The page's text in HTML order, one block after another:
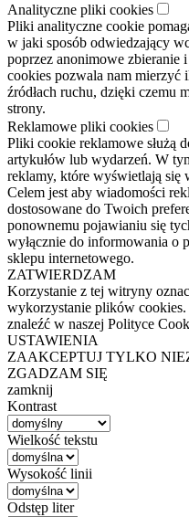
Analityczne pliki cookies
Pliki analityczne cookie
w jaki sposób odwiedzający
poprzez anonimowe zbieranie
cookies pozwala nam
źródłach ruchu, dzięki czemu
strony.
Reklamowe pliki cookies
Pliki cookie reklamowe służą
artykułów lub wydarzeń. W
reklamy, które wyświetlają się
Celem jest aby wiadomości
dostosowane do Twoich
ponownemu pojawianiu się
wyłącznie do informowania o
sklepu internetowego.
ZATWIERDZAM
Korzystanie z tej witryny
wykorzystanie plików
znaleźć w naszej Polityce
USTAWIENIA
ZAAKCEPTUJ TYLKO
ZGADZAM SIĘ
zamknij
Kontrast
Wielkość tekstu
Wysokość linii
Odstęp liter